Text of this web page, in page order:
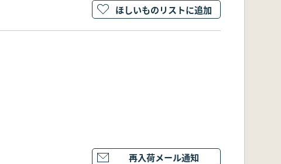
ほしいものリストに追加
再入荷メール通知